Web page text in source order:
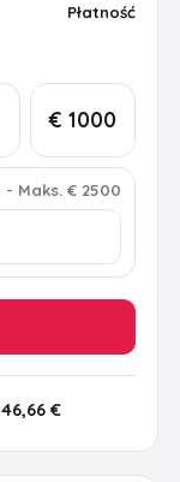
Płatność
€ 1000
- Maks. € 2500
46,66 €